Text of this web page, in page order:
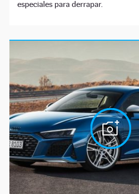
especiales para derrapar.